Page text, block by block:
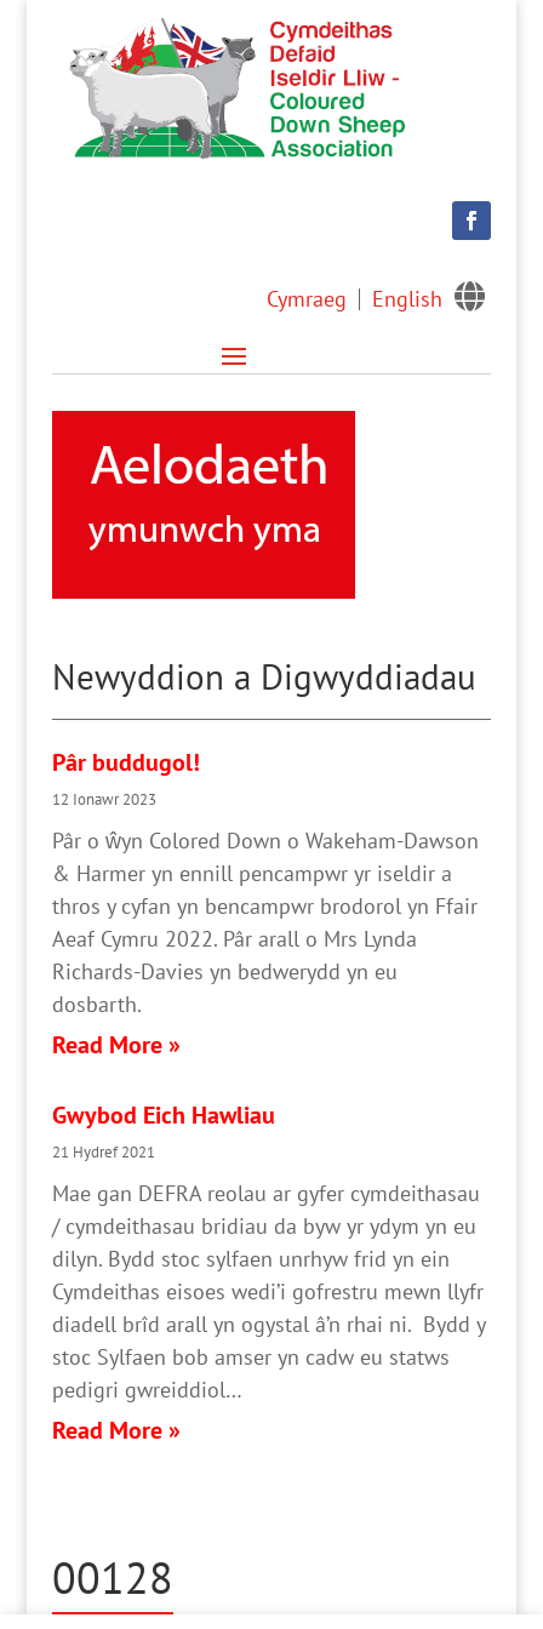
Cymraeg English 
Newyddion a Digwyddiadau
Pâr buddugol!
12 Ionawr 2023
Pâr o ŵyn Colored Down o Wakeham-Dawson
& Harmer yn ennill pencampwr yr iseldir a
thros y cyfan yn bencampwr brodorol yn Ffair
Aeaf Cymru 2022. Pâr arall o Mrs Lynda
Richards-Davies yn bedwerydd yn eu
dosbarth.
Read More »
Gwybod Eich Hawliau
21 Hydref 2021
Mae gan DEFRA reolau ar gyfer cymdeithasau
/ cymdeithasau bridiau da byw yr ydym yn eu
dilyn. Bydd stoc sylfaen unrhyw frid yn ein
Cymdeithas eisoes wedi’i gofrestru mewn llyfr
diadell brîd arall yn ogystal â’n rhai ni. Bydd y
stoc Sylfaen bob amser yn cadw eu statws
pedigri gwreiddiol…
Read More »
00128